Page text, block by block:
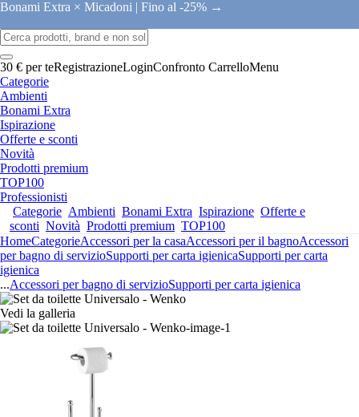
Bonami Extra × Micadoni | Fino al -25% →
30 € per teRegistrazioneLoginConfronto CarrelloMenu
Categorie
Ambienti
Bonami Extra
Ispirazione
Offerte e sconti
Novità
Prodotti premium
TOP100
Professionisti
Categorie Ambienti Bonami Extra Ispirazione Offerte e
sconti Novità Prodotti premium TOP100
HomeCategorieAccessori per la casaAccessori per il bagnoAccessori
per bagno di servizioSupporti per carta igienicaSupporti per carta
igienica
...Accessori per bagno di servizioSupporti per carta igienica
Vedi la galleria